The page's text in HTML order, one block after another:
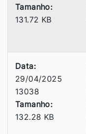
Tamanho:
131.72 KB
Data:
29/04/2025
13038
Tamanho:
132.28 KB